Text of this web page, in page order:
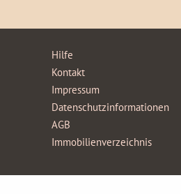
Hilfe
Kontakt
Impressum
Datenschutzinformationen
AGB
Immobilienverzeichnis